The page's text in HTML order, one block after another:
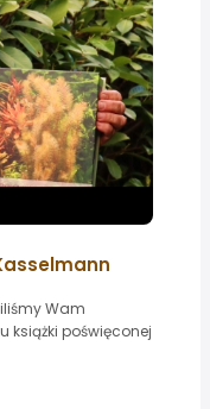
Wam
książki poświęconej